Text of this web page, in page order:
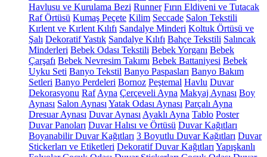
Havlusu ve Kurulama Bezi Runner Fırın Eldiveni ve Tutacak
Raf Örtüsü Kumaş Peçete Kilim Seccade Salon Tekstili
Kırlent ve Kırlent Kılıfı Sandalye Minderi Koltuk Örtüsü ve
Şalı Dekoratif Yastık Sandalye Kılıfı Bahçe Tekstili Salıncak
Minderleri Bebek Odası Tekstili Bebek Yorganı Bebek
Çarşafı Bebek Nevresim Takımı Bebek Battaniyesi Bebek
Uyku Seti Banyo Tekstil Banyo Paspasları Banyo Bakım
Setleri Banyo Perdeleri Bornoz Peştemal Havlu Duvar
Dekorasyonu Raf Ayna Çerçeveli Ayna Makyaj Aynası Boy
Aynası Salon Aynası Yatak Odası Aynası Parçalı Ayna
Dresuar Aynası Duvar Aynası Ayaklı Ayna Tablo Poster
Duvar Panoları Duvar Halısı ve Örtüsü Duvar Kağıtları
Boyanabilir Duvar Kağıtları 3 Boyutlu Duvar Kağıtları Duvar
Stickerları ve Etiketleri Dekoratif Duvar Kağıtları Yapışkanlı